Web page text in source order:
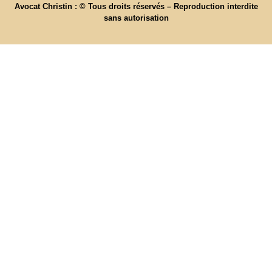
Avocat Christin : © Tous droits réservés – Reproduction interdite
sans autorisation